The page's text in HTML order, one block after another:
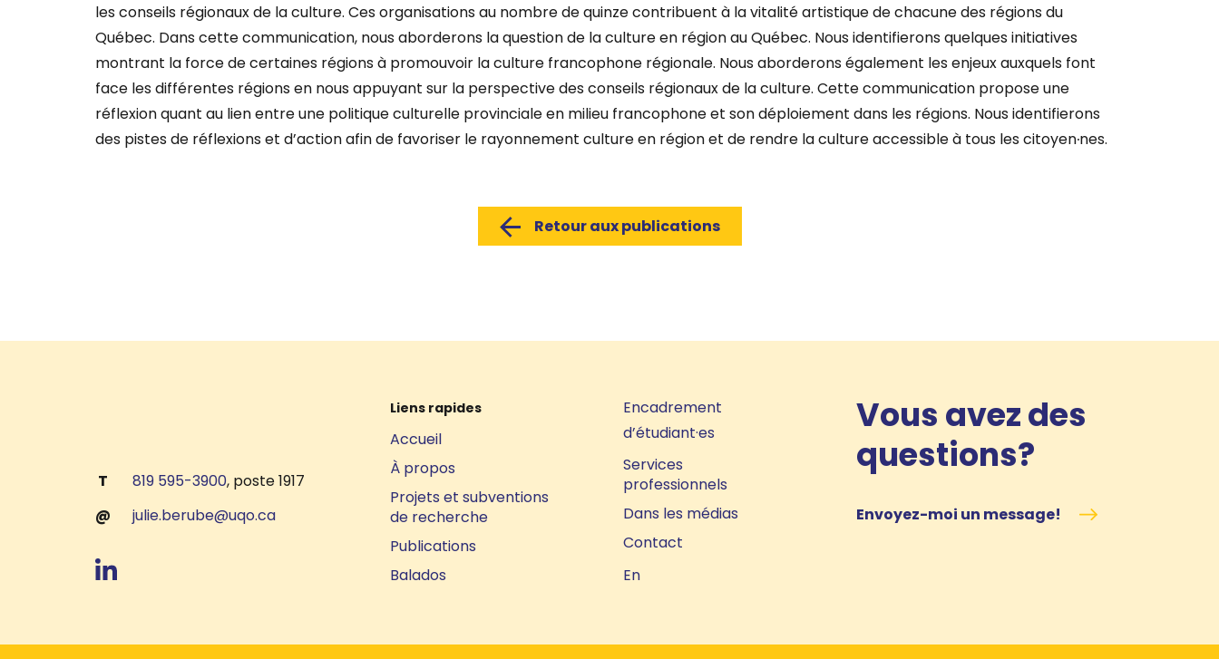
les conseils régionaux de la culture. Ces organisations au nombre de quinze contribuent à la vitalité artistique de chacune des régions du
Québec. Dans cette communication, nous aborderons la question de la culture en région au Québec. Nous identifierons quelques initiatives
montrant la force de certaines régions à promouvoir la culture francophone régionale. Nous aborderons également les enjeux auxquels font
face les différentes régions en nous appuyant sur la perspective des conseils régionaux de la culture. Cette communication propose une
réflexion quant au lien entre une politique culturelle provinciale en milieu francophone et son déploiement dans les régions. Nous identifierons
des pistes de réflexions et d’action afin de favoriser le rayonnement culture en région et de rendre la culture accessible à tous lescitoyen∙nes.
Retour aux publications
T 819 595-3900, poste 1917
@
julie.berube@uqo.ca
Liens rapides
Accueil
À propos
Projets et subventions
de recherche
Publications
Balados
Encadrement
d’étudiant·es
Services
professionnels
Dans les médias
Contact
En
Vous avez des
questions?
Envoyez-moi un message!